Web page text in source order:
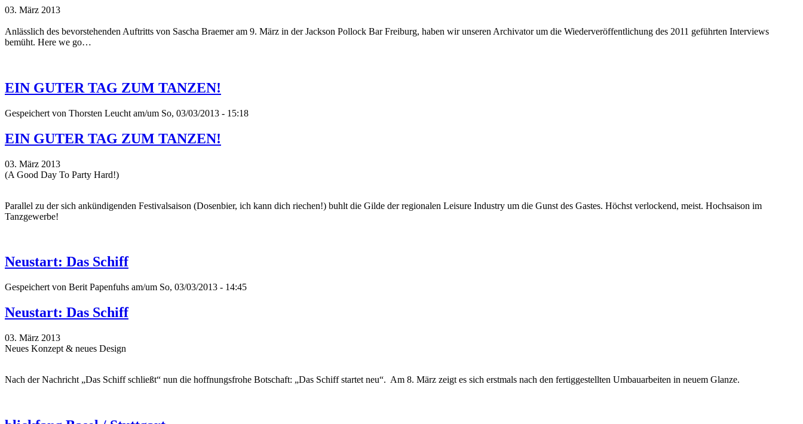
03. März 2013
Anlässlich des bevorstehenden Auftritts von Sascha Braemer am 9. März in der Jackson Pollock Bar Freiburg, haben wir unseren Archivator um die Wiederveröffentlichung des 2011 geführten Interviews
bemüht. Here we go…
EIN GUTER TAG ZUM TANZEN!
Gespeichert von Thorsten Leucht am/um So, 03/03/2013 - 15:18
EIN GUTER TAG ZUM TANZEN!
03. März 2013
(A Good Day To Party Hard!)
Parallel zu der sich ankündigenden Festivalsaison (Dosenbier, ich kann dich riechen!) buhlt die Gilde der regionalen Leisure Industry um die Gunst des Gastes. Höchst verlockend, meist. Hochsaison im
Tanzgewerbe!
Neustart: Das Schiff
Gespeichert von Berit Papenfuhs am/um So, 03/03/2013 - 14:45
Neustart: Das Schiff
03. März 2013
Neues Konzept & neues Design
Nach der Nachricht „Das Schiff schließt“ nun die hoffnungsfrohe Botschaft: „Das Schiff startet neu“. Am 8. März zeigt es sich erstmals nach den fertiggestellten Umbauarbeiten in neuem Glanze.